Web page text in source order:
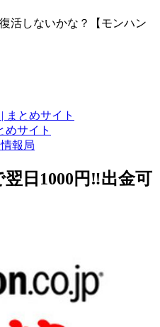
活しないかな？【モンハン
まとめサイト
めサイト
報局
日1000円‼️出金可